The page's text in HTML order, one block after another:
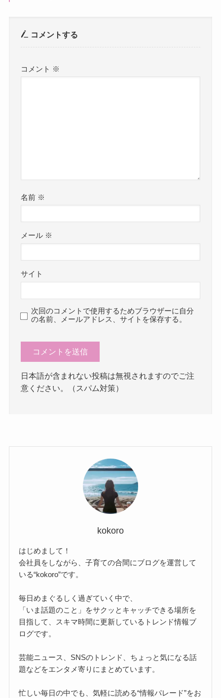
コメントする
コメント ※
名前 ※
メール ※
サイト
次回のコメントで使用するためブラウザーに自分
の名前、メールアドレス、サイトを保存する。
日本語が含まれない投稿は無視されますのでご注
意ください。（スパム対策）
kokoro
はじめまして！
会社員をしながら、子育ての合間にブログを運営して
いる“kokoro”です。
毎日めまぐるしく過ぎていく中で、
「いま話題のこと」をサクッとキャッチできる場所を
目指して、スキマ時間に更新しているトレンド情報ブ
ログです。
芸能ニュース、SNSのトレンド、ちょっと気になる話
題などをエンタメ寄りにまとめています。
忙しい毎日の中でも、気軽に読める“情報パレード”をお